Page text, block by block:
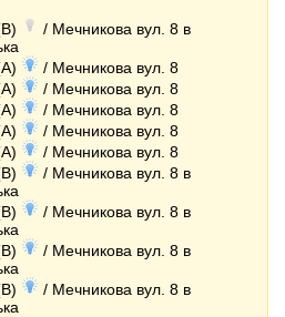
/ Мечникова вул. 8 в
/ Мечникова вул. 8
/ Мечникова вул. 8
/ Мечникова вул. 8
/ Мечникова вул. 8
/ Мечникова вул. 8
/ Мечникова вул. 8 в
/ Мечникова вул. 8 в
/ Мечникова вул. 8 в
/ Мечникова вул. 8 в